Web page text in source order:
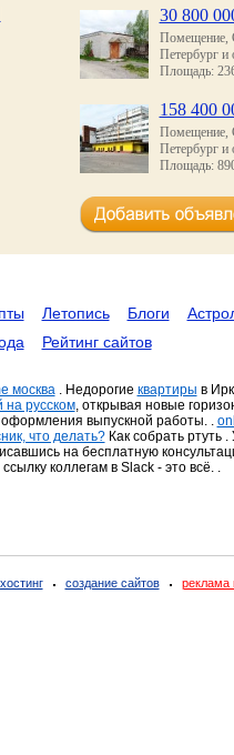
и
реконструкция
28.07 10:26
«Мое сердце сегодня
радоваться
28.07 09:19
В Краснодаре
брошенными авто:
30 800
Помещение,
Петербург и
Площадь:
158 400
Помещение,
Петербург и
Площадь:
Летопись Блоги
Рейтинг сайтов
москва. Недорогие квартиры в
русском, открывая новые
выпускной работы. .
что делать?Как собрать ртуть .
на бесплатную
коллегам в Slack - это всё. .
хостинг создание сайтов реклама